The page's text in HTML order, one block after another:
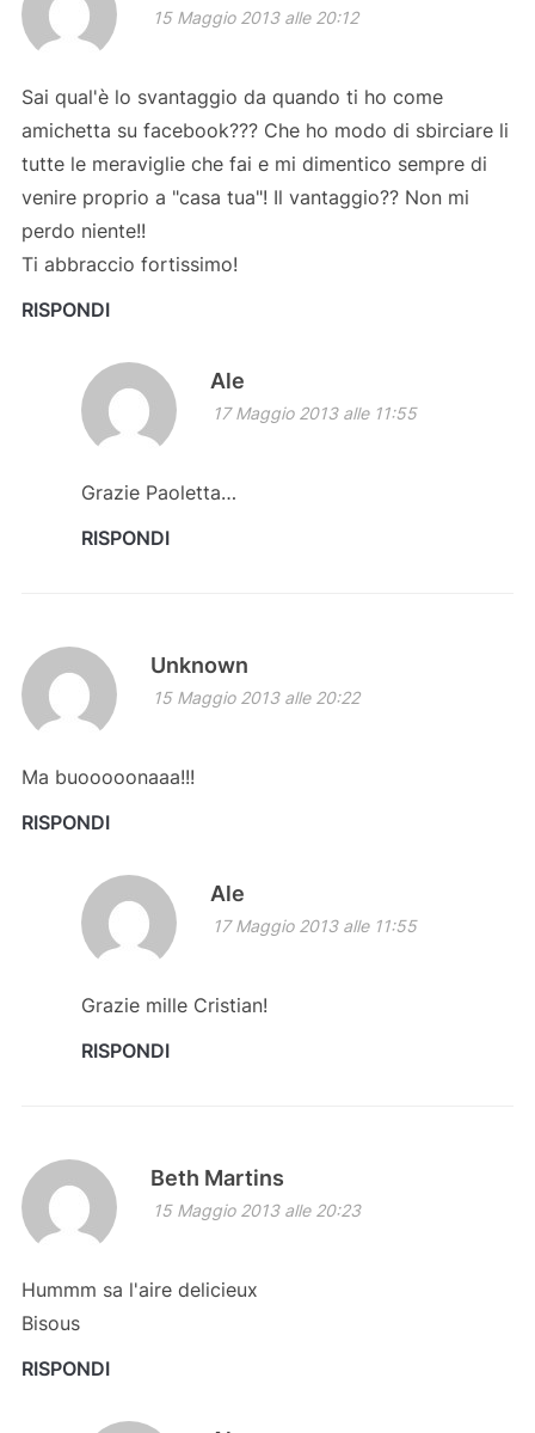
15 Maggio 2013 alle 20:12
Sai qual'è lo svantaggio da quando ti ho come
amichetta su facebook??? Che ho modo di sbirciare li
tutte le meraviglie che fai e mi dimentico sempre di
venire proprio a "casa tua"! Il vantaggio?? Non mi
perdo niente!!
Ti abbraccio fortissimo!
RISPONDI
Ale
17 Maggio 2013 alle 11:55
Grazie Paoletta…
RISPONDI
Unknown
15 Maggio 2013 alle 20:22
Ma buooooonaaa!!!
RISPONDI
Ale
17 Maggio 2013 alle 11:55
Grazie mille Cristian!
RISPONDI
Beth Martins
15 Maggio 2013 alle 20:23
Hummm sa l'aire delicieux
Bisous
RISPONDI